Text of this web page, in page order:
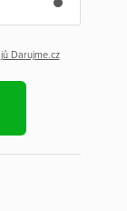
Darujme.cz